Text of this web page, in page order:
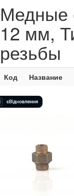
Медные
12 мм,
резьбы
Код Название